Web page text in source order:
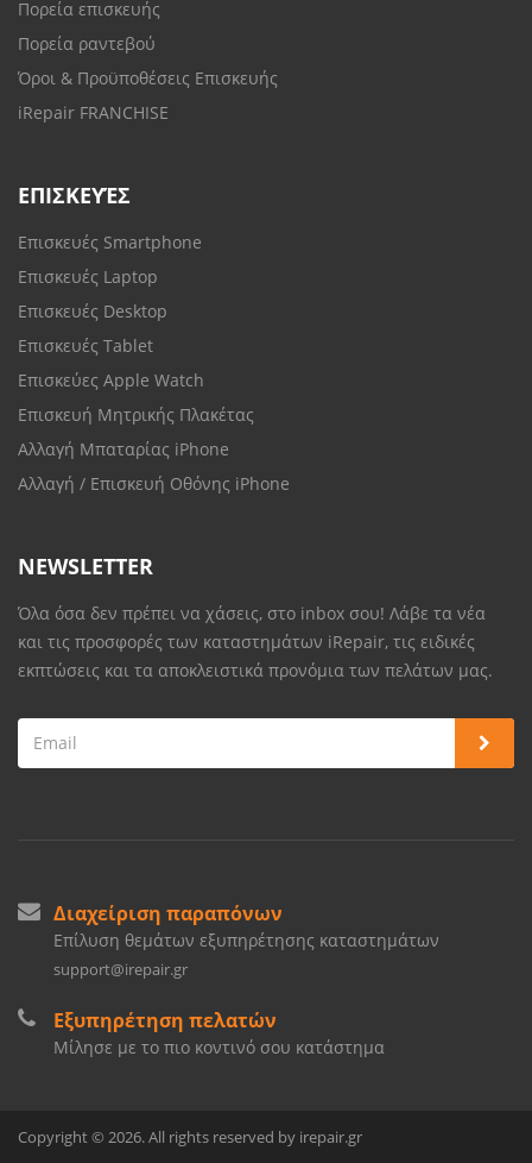
Πορεία επισκευής
Πορεία ραντεβού
Όροι & Προϋποθέσεις Επισκευής
iRepair FRANCHISE
ΕΠΙΣΚΕΥΈΣ
Επισκευές Smartphone
Επισκευές Laptop
Επισκευές Desktop
Επισκευές Tablet
Επισκεύες Apple Watch
Επισκευή Μητρικής Πλακέτας
Αλλαγή Μπαταρίας iPhone
Αλλαγή / Επισκευή Οθόνης iPhone
NEWSLETTER
Όλα όσα δεν πρέπει να χάσεις, στο inbox σου! Λάβε τα νέα
και τις προσφορές των καταστημάτων iRepair, τις ειδικές
εκπτώσεις και τα αποκλειστικά προνόμια των πελάτων μας.
Διαχείριση παραπόνων
Επίλυση θεμάτων εξυπηρέτησης καταστημάτων
support@irepair.gr
Εξυπηρέτηση πελατών
Μίλησε με το πιο κοντινό σου κατάστημα
Copyright © 2026. All rights reserved by irepair.gr